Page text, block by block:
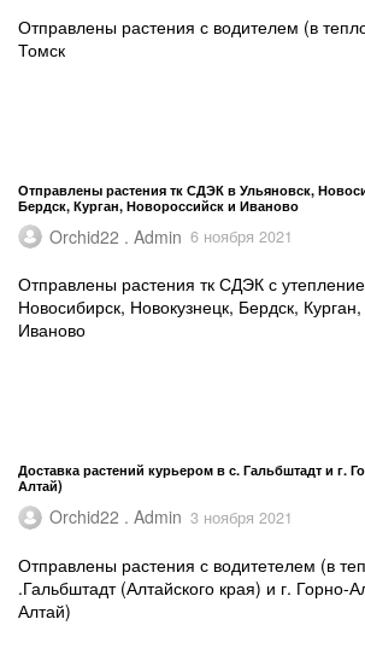
Отправлены растения с водителем (в
Томск
Отправлены растения тк СДЭК в Ульяновск,
Бердск, Курган, Новороссийск и Иваново
Orchid22 . Admin 6 ноября 2021
Отправлены растения тк СДЭК с
Новосибирск, Новокузнецк, Бердск,
Иваново
Доставка растений курьером в с. Гальбштадт и г.
Алтай)
Orchid22 . Admin 3 ноября 2021
Отправлены растения с водитетелем (в
.Гальбштадт (Алтайского края) и г. Горно-
Алтай)